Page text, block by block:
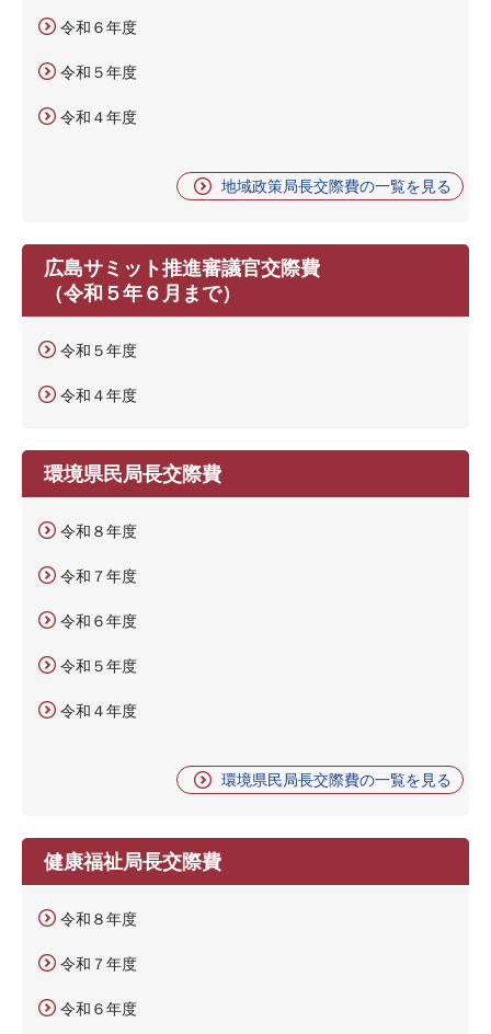
令和６年度
令和５年度
令和４年度
地域政策局長交際費の一覧を見る
広島サミット推進審議官交際費
（令和５年６月まで）
令和５年度
令和４年度
環境県民局長交際費
令和８年度
令和７年度
令和６年度
令和５年度
令和４年度
環境県民局長交際費の一覧を見る
健康福祉局長交際費
令和８年度
令和７年度
令和６年度